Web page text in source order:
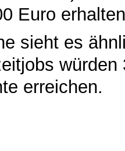
Euro
sieht es
erreichen.